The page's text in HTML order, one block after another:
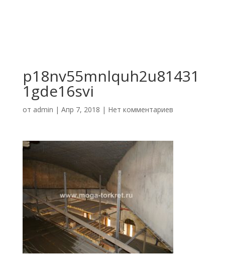
p18nv55mnlquh2u81431
1gde16svi
от admin | Апр 7, 2018 | Нет комментариев